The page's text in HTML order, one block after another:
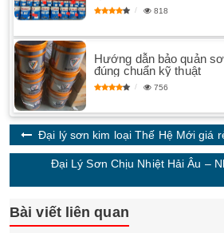
818
Hướng dẫn bảo quản
đúng chuẩn kỹ thuật
756
Đại lý sơn kim loại Thế Hệ Mới giá
Đại Lý Sơn Chịu Nhiệt Hải Âu –
Bài viết liên quan